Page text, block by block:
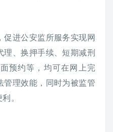
促进公安监所服务实现网
、换押手续、短期减刑
预约等，均可在网上完
管理效能，同时为被监管
。